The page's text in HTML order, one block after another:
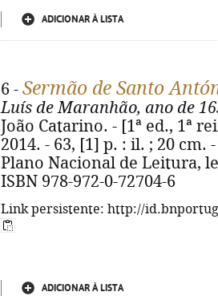
ADICIONAR À LISTA
6 - Sermão de Santo
Luís de Maranhão, ano de
João Catarino. - [1ª ed., 1ª
2014. - 63, [1] p. : il. ; 20
Plano Nacional de Leitura,
ISBN 978-972-0-72704-6
Link persistente: http://
ADICIONAR À LISTA